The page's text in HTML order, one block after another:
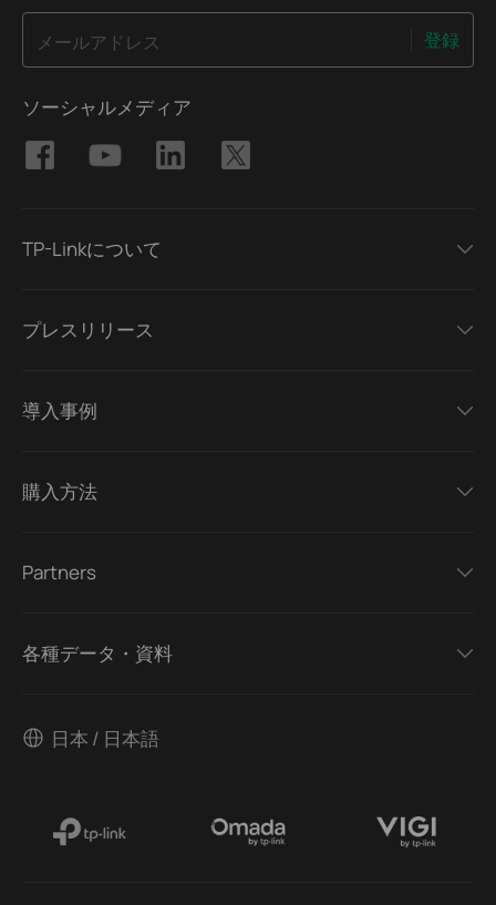
メールアドレス 登録
ソーシャルメディア
TP-Linkについて
プレスリリース
導入事例
購入方法
Partners
各種データ・資料
日本 / 日本語